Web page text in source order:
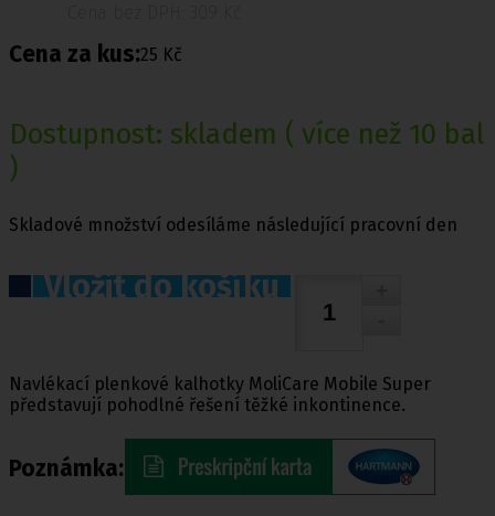
Cena za kus:25 Kč
Dostupnost: skladem ( více než 10 bal
)
Skladové množství odesíláme následující pracovní den
Vložit do košíku
Navlékací plenkové kalhotky MoliCare Mobile Super
představují pohodlné řešení těžké inkontinence.
Poznámka: